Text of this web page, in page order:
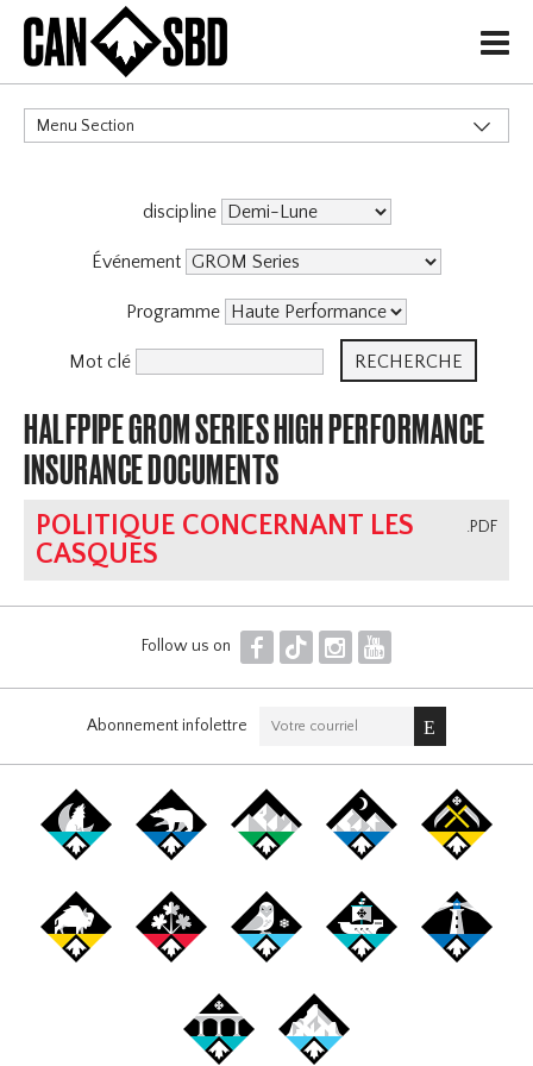
H
Menu Section
discipline
Événement
Programme
Mot clé
HALFPIPE GROM SERIES HIGH PERFORMANCE
INSURANCE DOCUMENTS
.PDF
POLITIQUE CONCERNANT LES
CASQUES
Follow us on F T I Y
Abonnement infolettre